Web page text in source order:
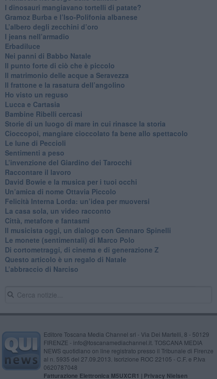
I dinosauri mangiavano tortelli di patate?
​Gramoz Burba e l’Iso-Polifonia albanese
L’albero degli zecchini d’oro
​I jeans nell’armadio
Erbadiluce
Nei panni di Babbo Natale
​Il punto forte di ciò che è piccolo
​Il matrimonio delle acque a Seravezza
​Il frattone e la rasatura dell’angolino
​Ho visto un reguso
Lucca e Cartasia
Bambine Ribelli cercasi
Storie di un luogo di mare in cui rinasce la storia
Cioccopoi, mangiare cioccolato fa bene allo spettacolo
​Le lune di Peccioli
​Sentimenti a peso
​L’invenzione del Giardino dei Tarocchi
​Raccontare il lavoro
David Bowie e la musica per i tuoi occhi
Un’amica di nome Ottavia Piccolo
​Felicità Interna Lorda: un’idea per muoversi
​La casa sola, un video racconto
​Città, metafore e fantasmi
Il musicista oggi, un dialogo con Gennaro Spinelli
Le monete (sentimentali) di Marco Polo
​Di cortometraggi, di cinema e di generazione Z
​Questo articolo è un regalo di Natale
L’abbraccio di Narciso
Editore Toscana Media Channel srl - Via Dei Martelli, 8 - 50129
FIRENZE - info@toscanamediachannel.it. TOSCANA MEDIA
NEWS quotidiano on line registrato presso il Tribunale di Firenze
al n. 5935 del 27.09.2013. Iscrizione ROC 22105 - C.F. e P.Iva
0620787048
Fatturazione Elettronica M5UXCR1 | Privacy Nielsen